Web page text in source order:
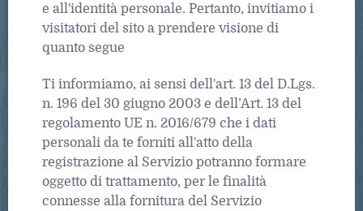
e all'identità personale. Pertanto, invitiamo i
visitatori del sito a prendere visione di
quanto segue
Ti informiamo, ai sensi dell'art. 13 del D.Lgs.
n. 196 del 30 giugno 2003 e dell’Art. 13 del
regolamento UE n. 2016/679 che i dati
personali da te forniti all'atto della
registrazione al Servizio potranno formare
oggetto di trattamento, per le finalità
connesse alla fornitura del Servizio